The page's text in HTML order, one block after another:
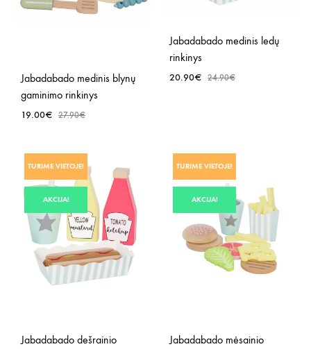
Jabadabado medinis blynų
gaminimo rinkinys
19.00€ 27.90€
Jabadabado medinis ledų
rinkinys
20.90€ 24.90€
TURIME VIETOJE!
AKCIJA!
Jabadabado dešrainio
TURIME VIETOJE!
AKCIJA!
Jabadabado mėsainio